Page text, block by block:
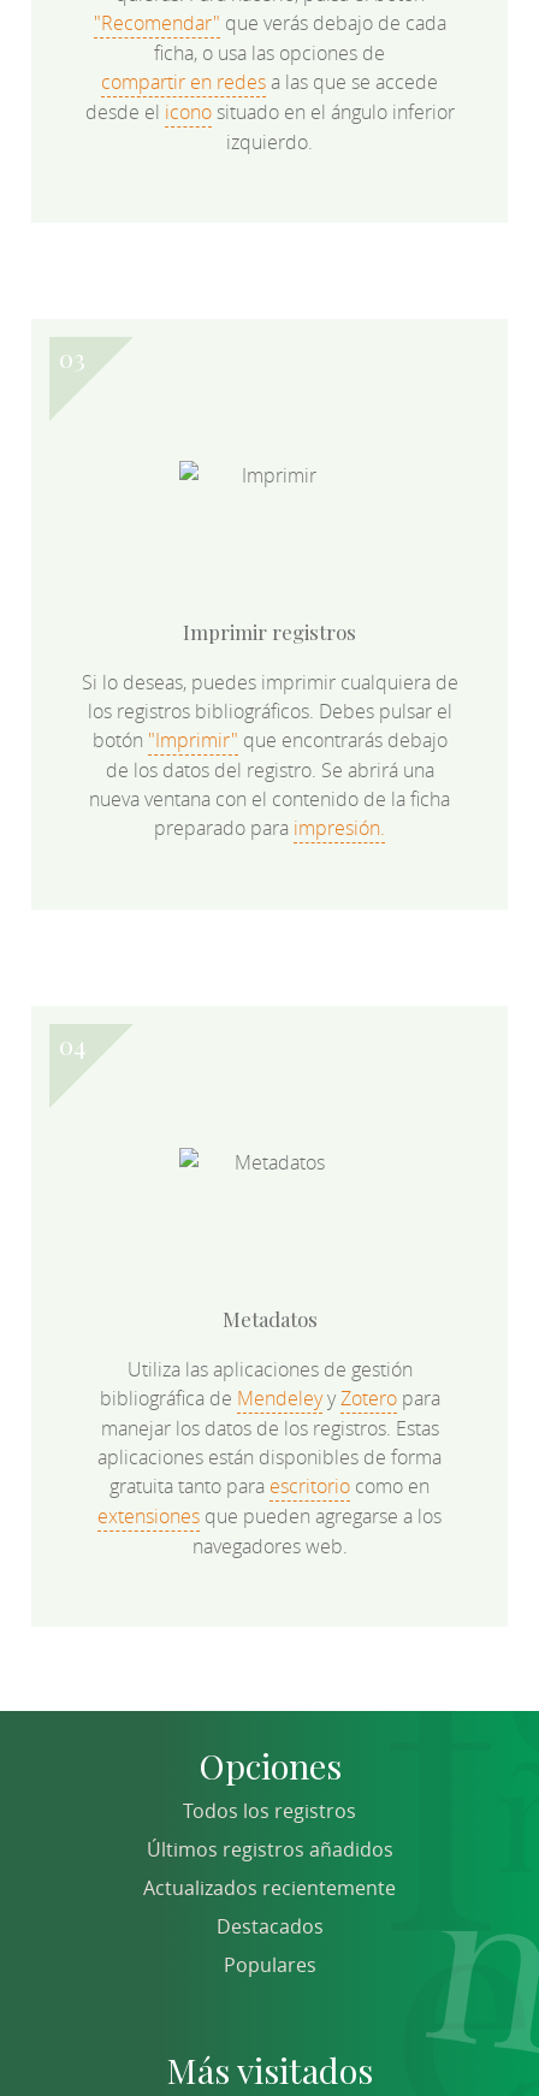
"Recomendar" que verás debajo de cada
ficha, o usa las opciones de
compartir en redesa las que se accede
desde el iconosituado en el ángulo inferior
izquierdo.
Imprimir registros
Si lo deseas, puedes imprimir cualquiera de
los registros bibliográficos. Debes pulsar el
botón "Imprimir" que encontrarás debajo
de los datos del registro. Se abrirá una
nueva ventana con el contenido de la ficha
preparado para impresión.
Metadatos
Utiliza las aplicaciones de gestión
bibliográfica de MendeleyyZoteropara
manejar los datos de los registros. Estas
aplicaciones están disponibles de forma
gratuita tanto para escritorio como en
extensiones que pueden agregarse a los
navegadores web.
Opciones
Todos los registros
Últimos registros añadidos
Actualizados recientemente
Destacados
Populares
Más visitados